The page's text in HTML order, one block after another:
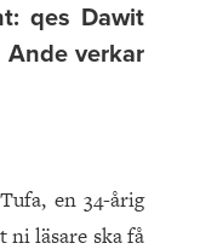
qes Dawit
verkar
en 34-årig
läsare ska få